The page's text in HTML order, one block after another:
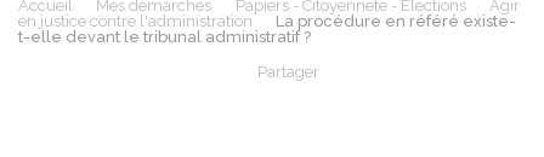
Accueil Mes démarches Papiers - Citoyenneté - Élections
Agir
en justice contre l'administration
La procédure en référé existe-
t-elle devant le tribunal administratif ?
Partager